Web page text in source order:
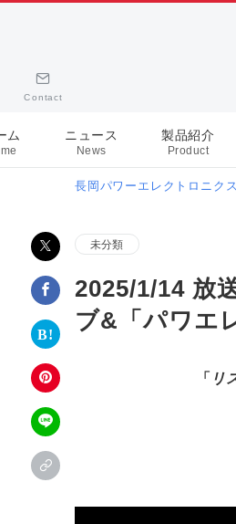
Contact
ム ニュース
News
製品紹介
Product
長岡パワーエレクトロニク
未分類
2025/1/14 放
ブ&「パワエ
「 リ